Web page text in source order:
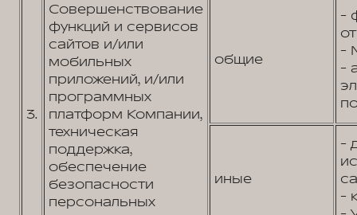
3.
Совершенствование
функций и сервисов
сайтов и/или
мобильных
приложений, и/или
программных
платформ Компании,
техническая
поддержка,
обеспечение
безопасности
персональных
общие
-
-
-
иные
-
-